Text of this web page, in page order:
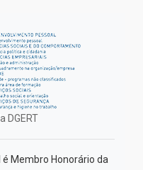
DGERT
é Membro Honorário da